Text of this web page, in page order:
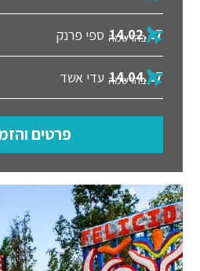
14.02.27 ספי פרנק בהרשמה
14.04.27 עדי אשד בהרשמה
פרטים